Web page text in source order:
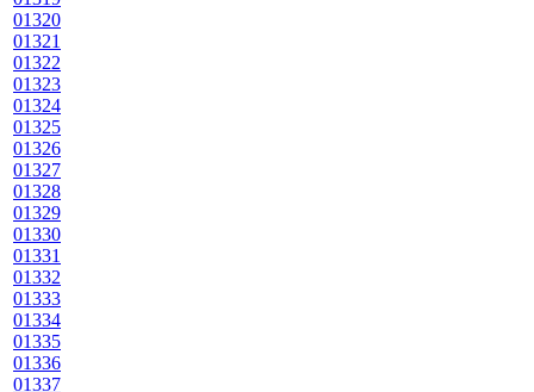
01320
01321
01322
01323
01324
01325
01326
01327
01328
01329
01330
01331
01332
01333
01334
01335
01336
01337